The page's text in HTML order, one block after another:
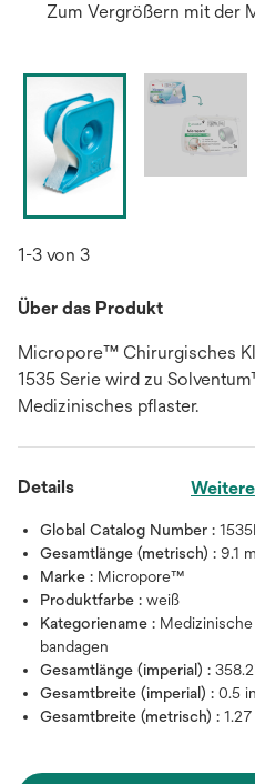
Zum Vergrößern mit der
1-3 von 3
Über das Produkt
Micropore™ Chirurgisches
1535 Serie wird zu
Medizinisches pflaster.
Details
Global Catalog Number :
Gesamtlänge (metrisch) : 9.1 m
Marke : Micropore™
Produktfarbe : weiß
Kategoriename :
bandagen
Gesamtlänge (imperial) :
Gesamtbreite (imperial) : 0.5 in
Gesamtbreite (metrisch) :